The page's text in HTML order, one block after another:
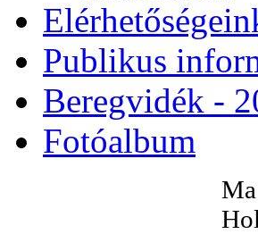
Publikus
Beregvidék -
Fotóalbum